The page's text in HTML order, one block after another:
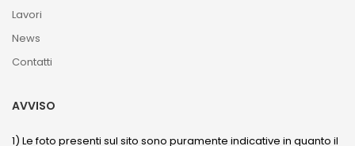
Lavori
News
Contatti
AVVISO
1) Le foto presenti sul sito sono puramente indicative in quanto il